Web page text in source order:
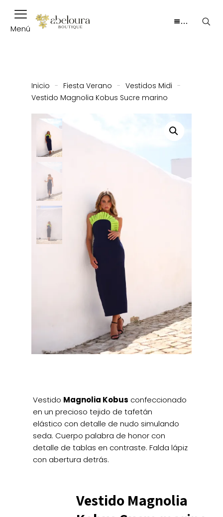
Menú
…
Inicio - Fiesta Verano - Vestidos Midi -
Vestido Magnolia Kobus Sucre marino
Vestido Magnolia Kobus confeccionado
en un precioso tejido de tafetán
elástico con detalle de nudo simulando
seda. Cuerpo palabra de honor con
detalle de tablas en contraste. Falda lápiz
con abertura detrás.
Vestido Magnolia